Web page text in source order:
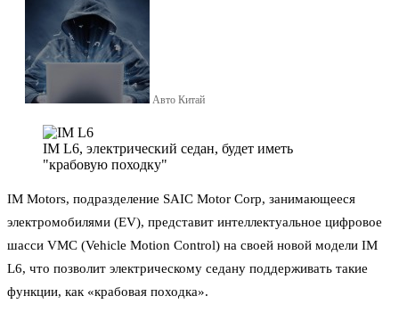
Авто Китай
IM L6, электрический седан, будет иметь
"крабовую походку"
IM Motors, подразделение SAIC Motor Corp, занимающееся
электромобилями (EV), представит интеллектуальное цифровое
шасси VMC (Vehicle Motion Control) на своей новой модели IM
L6, что позволит электрическому седану поддерживать такие
функции, как «крабовая походка».